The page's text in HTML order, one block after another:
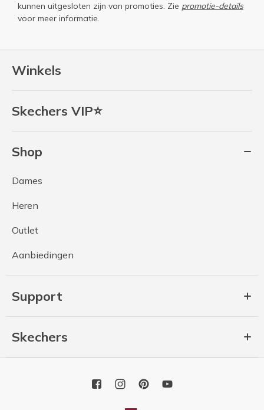
Winkels
Skechers VIP⭐
Shop
Dames
Heren
Outlet
Aanbiedingen
Support
Skechers
kunnen uitgesloten zijn van promoties. Zie promotie-details
voor meer informatie.